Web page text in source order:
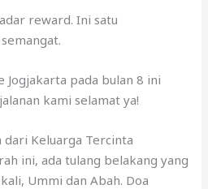
reward. Ini satu
Jogjakarta pada bulan 8 ini
kami selamat ya!
dari Keluarga Tercinta
ini, ada tulang belakang yang
Ummi dan Abah. Doa